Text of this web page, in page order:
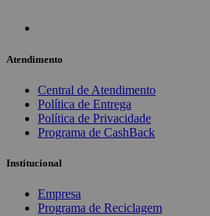
Atendimento
Central de Atendimento
Política de Entrega
Política de Privacidade
Programa de CashBack
Institucional
Empresa
Programa de Reciclagem